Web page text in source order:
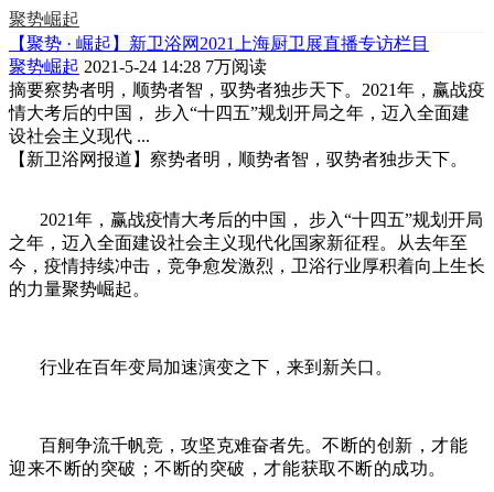
聚势崛起
【聚势 · 崛起】新卫浴网2021上海厨卫展直播专访栏目
聚势崛起 2021-5-24 14:28 7万阅读
摘要察势者明，顺势者智，驭势者独步天下。2021年，赢战疫
情大考后的中国， 步入“十四五”规划开局之年，迈入全面建
设社会主义现代 ...
【新卫浴网报道】 察势者明，顺势者智，驭势者独步天下。
2021年，赢战疫情大考后的中国， 步入“十四五”规划开局
之年，迈入全面建设社会主义现代化国家新征程。从去年至
今，疫情持续冲击，竞争愈发激烈，卫浴行业厚积着向上生长
的力量聚势崛起。
行业在百年变局加速演变之下，来到新关口。
百舸争流千帆竞，攻坚克难奋者先。 不断的创新，才能
迎来不断的突破；不断的突破，才能获取不断的成功。